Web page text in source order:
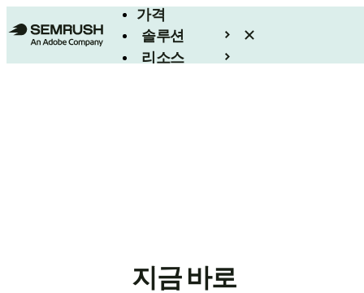
가격
솔루션
리소스
지금 바로